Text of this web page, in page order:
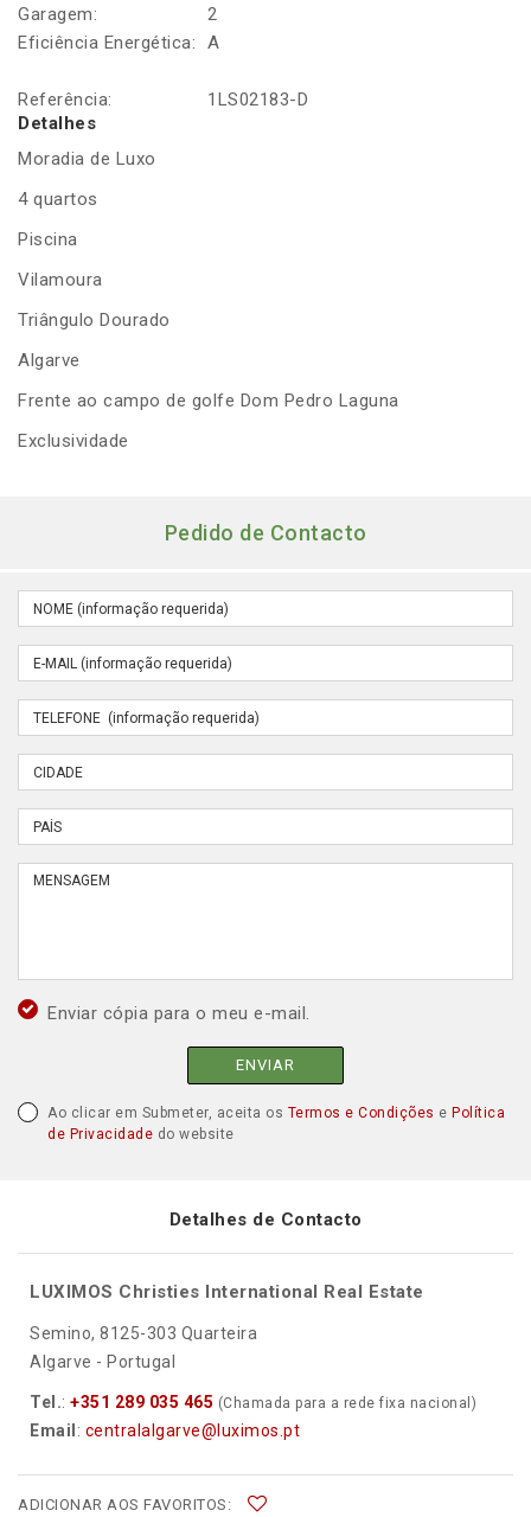
Garagem:
2
Eficiência Energética:
A
Referência:
1LS02183-D
Detalhes
Moradia de Luxo
4 quartos
Piscina
Vilamoura
Triângulo Dourado
Algarve
Frente ao campo de golfe Dom Pedro Laguna
Exclusividade
Pedido de Contacto
Enviar cópia para o meu e-mail.
ENVIAR
Ao clicar em Submeter, aceita os Termos e Condições e Política
de Privacidade do website
Detalhes de Contacto
LUXIMOS Christies International Real Estate
Semino, 8125-303 Quarteira
Algarve - Portugal
Tel.: +351 289 035 465 (Chamada para a rede fixa nacional)
Email : centralalgarve@luximos.pt
ADICIONAR AOS FAVORITOS: